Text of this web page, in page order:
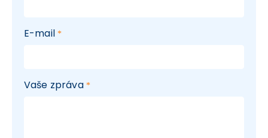
E-mail
Vaše zpráva